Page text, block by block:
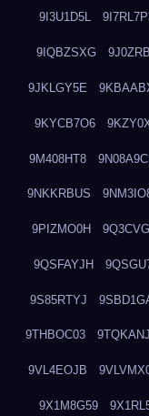
9I3U1D5L
9IQBZSXG
9JKLGY5E
9KYCB7O6
9M408HT8
9NKKRBUS
9PIZMO0H
9QSFAYJH
9S85RTYJ
9THBOC03
9VL4EOJB
9X1M8G59